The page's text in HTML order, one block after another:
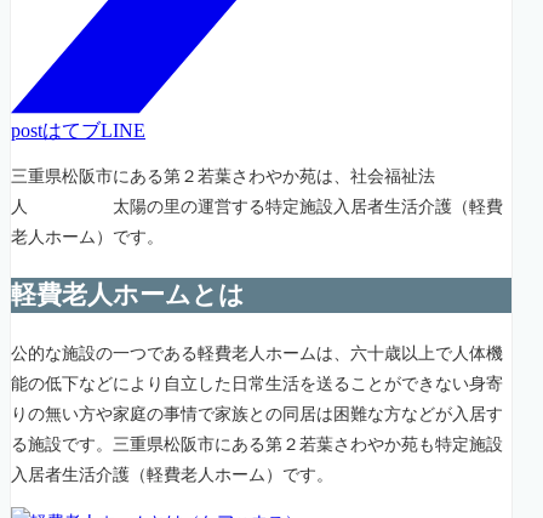
postはてブLINE
三重県松阪市にある第２若葉さわやか苑は、社会福祉法
人 太陽の里の運営する特定施設入居者生活介護（軽費
老人ホーム）です。
軽費老人ホームとは
公的な施設の一つである軽費老人ホームは、六十歳以上で人体機
能の低下などにより自立した日常生活を送ることができない身寄
りの無い方や家庭の事情で家族との同居は困難な方などが入居す
る施設です。三重県松阪市にある第２若葉さわやか苑も特定施設
入居者生活介護（軽費老人ホーム）です。